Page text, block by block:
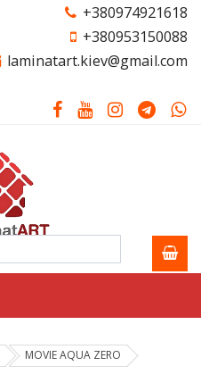
+380974921618
+380953150088
laminatart.kiev@gmail.com
MOVIE AQUA ZERO